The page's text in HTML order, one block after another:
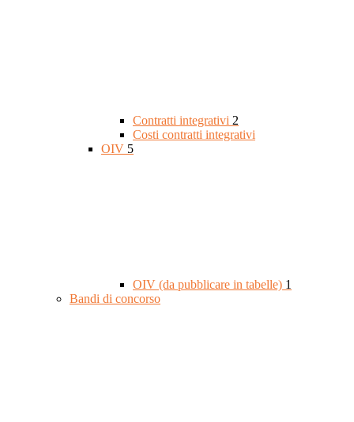
Contratti integrativi 2
Costi contratti integrativi
OIV 5
OIV (da pubblicare in tabelle) 1
Bandi di concorso